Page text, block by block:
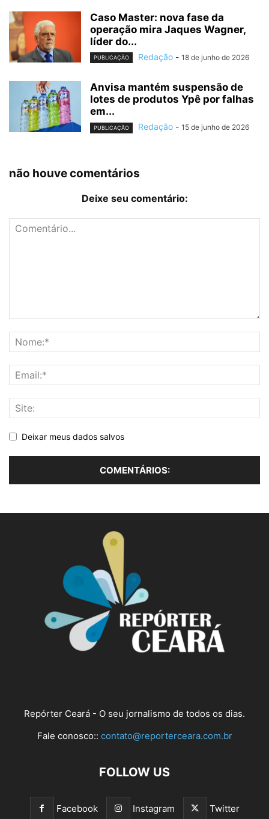
Caso Master: nova fase da
operação mira Jaques Wagner,
líder do...
PUBLICAÇÃO Redação - 18 de junho de 2026
Anvisa mantém suspensão de
lotes de produtos Ypê por falhas
em...
PUBLICAÇÃO Redação - 15 de junho de 2026
não houve comentários
Deixe seu comentário:
Deixar meus dados salvos
Repórter Ceará - O seu jornalismo de todos os dias.
Fale conosco:: contato@reporterceara.com.br
FOLLOW US
Facebook Instagram Twitter